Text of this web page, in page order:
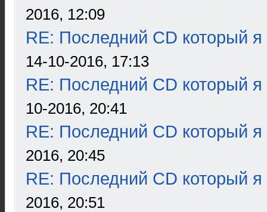
2016, 12:09
RE: Последний CD который я
14-10-2016, 17:13
RE: Последний CD который я
10-2016, 20:41
RE: Последний CD который я
2016, 20:45
RE: Последний CD который я
2016, 20:51